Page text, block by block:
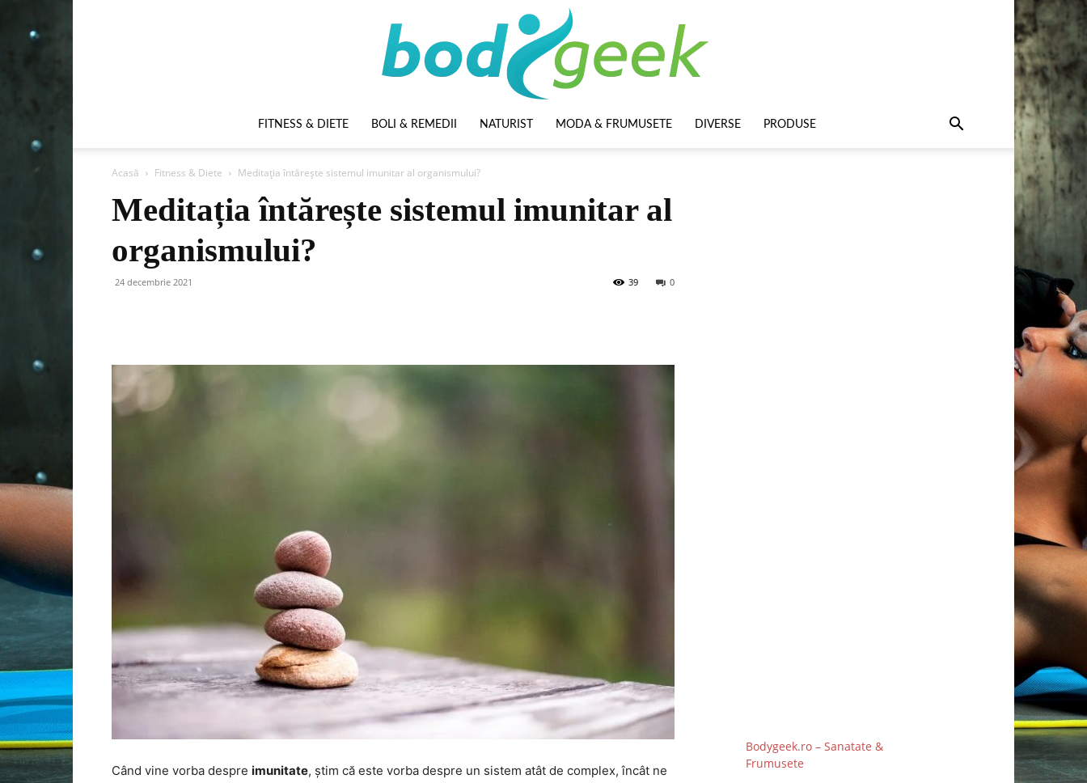
FITNESS & DIETE BOLI & REMEDII NATURIST MODA & FRUMUSETE DIVERSE PRODUSE
Acasă Fitness & Diete Meditația întărește sistemul imunitar al organismului?
Meditația întărește sistemul imunitar al
organismului?
24 decembrie 2021 0
39
Când vine vorba despre imunitate, știm că este vorba despre un sistem atât de complex, încât ne
Bodygeek.ro – Sanatate &
Frumusete